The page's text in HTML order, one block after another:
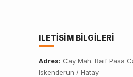
ILETISIM BILGILERI
Adres: Cay Mah. Raif Pasa
Iskenderun / Hatay